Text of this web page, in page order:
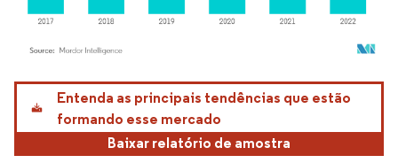
Imagem © Mordor Intelligence. O reuso requer atribuição conforme CC BY 4.0.
Entenda as principais tendências que estão
formando esse mercado
Baixar relatório de amostra